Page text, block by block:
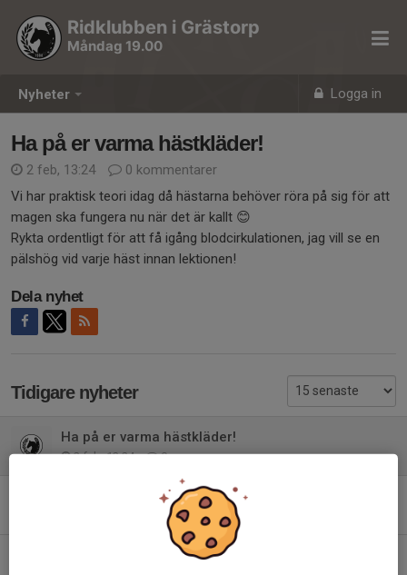
Nyheter Logga in
Ridklubben i Grästorp
Måndag 19.00
Ha på er varma hästkläder!
2 feb, 13:24
0 kommentarer
Vi har praktisk teori idag då hästarna behöver röra på sig för att
magen ska fungera nu när det är kallt 😊
Rykta ordentligt för att få igång blodcirkulationen, jag vill se en
pälshög vid varje häst innan lektionen!
Dela nyhet
Tidigare nyheter
Ha på er varma hästkläder!
2 feb, 13:24 0
Välkommen till en ny termin på ridskolan!